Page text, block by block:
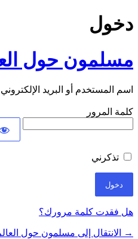
دخول
مسلمون حول
اسم المستخدم أو البريد الإلكتروني
كلمة المرور
تذكرني
هل فقدت كلمة مرورك؟
→ الانتقال إلى مسلمون حول